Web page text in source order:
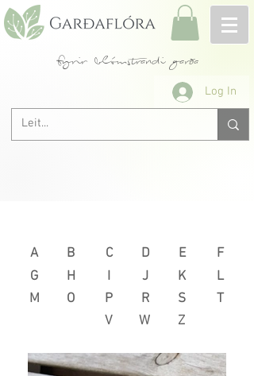
fyrir blómstrandi garða
Log In
A
G
M
B
H
O
C D
E
I
J
K
P
R
S
V
W Z
F
L
T